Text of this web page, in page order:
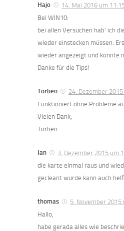
Hajo
14. Mai 2016 um
Bei WIN10:
bei allen Versuchen hab‘ ich
wieder einstecken müssen.
wieder angezeigt und konnte
Danke für die Tips!
Torben
24. Dezember
Funktioniert ohne Probleme
Vielen Dank,
Torben
Jan
3. Dezember 2015 um
die karte einmal raus und
gecleant wurde kann auch
thomas
5. November 2015
Hallo,
habe gerada alles wie